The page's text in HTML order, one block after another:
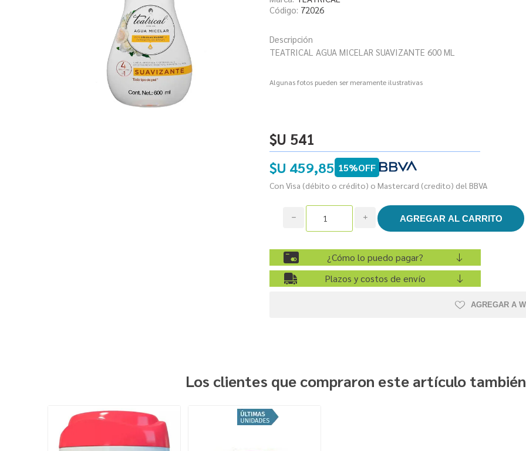
Código: 72026
Descripción
TEATRICAL AGUA MICELAR SUAVIZANTE 600 ML
Algunas fotos pueden ser meramente ilustrativas
$U 541
$U 459,85 15%OFF
Con Visa (débito o crédito) o Mastercard (credito) del BBVA
i
h
¿Cómo lo puedo pagar?
Plazos y costos de envío
AGREGAR A
Los clientes que compraron este artículo